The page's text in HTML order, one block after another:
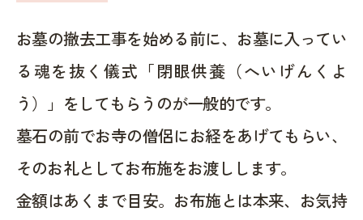
お墓の撤去工事を始める前に、お墓に入ってい
る魂を抜く儀式「閉眼供養（へいげんくよ
う）」をしてもらうのが一般的です。
墓石の前でお寺の僧侶にお経をあげてもらい、
そのお礼としてお布施をお渡しします。
金額はあくまで目安。お布施とは本来、お気持